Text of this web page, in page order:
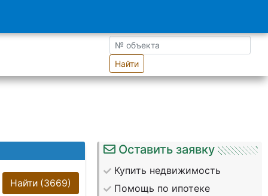
Найти
Найти (3669)
Оставить заявку
Купить недвижимость
Помощь по ипотеке